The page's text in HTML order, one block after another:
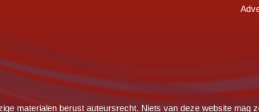
materialen berust auteursrecht. Niets van deze website mag